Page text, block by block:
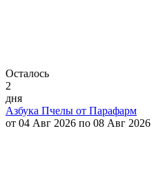
Осталось
2
дня
Азбука Пчелы от Парафарм
от 04 Авг 2026 по 08 Авг 2026